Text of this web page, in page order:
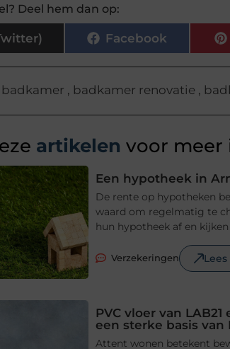
Deel hem dan op:
Facebook
badkamer , badkamer renovatie ,
artikelen voor meer
Een hypotheek in
De rente op hypotheken
waard om regelmatig te
hun hypotheek af en
Verzekeringen
PVC vloer van
een sterke basis van
Attent wonen betekent